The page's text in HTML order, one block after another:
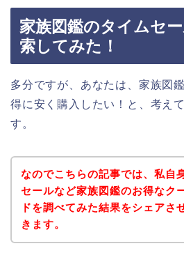
家族図鑑のタイムセ
索してみた！
多分ですが、あなたは、家族図
得に安く購入したい！と、考え
す。
なのでこちらの記事では、私自
セールなど家族図鑑のお得なク
ドを調べてみた結果をシェアさ
きます。